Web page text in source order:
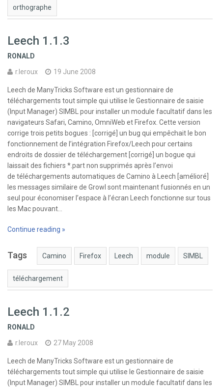
orthographe
Leech 1.1.3
RONALD
r.leroux
19 June 2008
Leech de ManyTricks Software est un gestionnaire de
téléchargements tout simple qui utilise le Gestionnaire de saisie
(Input Manager) SIMBL pour installer un module facultatif dans les
navigateurs Safari, Camino, OmniWeb et Firefox. Cette version
corrige trois petits bogues : [corrigé] un bug qui empêchait le bon
fonctionnement de l’intégration Firefox/Leech pour certains
endroits de dossier de téléchargement [corrigé] un bogue qui
laissait des fichiers *.part non supprimés après l’envoi
de téléchargements automatiques de Camino à Leech [amélioré]
les messages similaire de Growl sont maintenant fusionnés en un
seul pour économiser l’espace à l’écran Leech fonctionne sur tous
les Mac pouvant…
Continue reading »
Tags Camino Firefox Leech module SIMBL
téléchargement
Leech 1.1.2
RONALD
r.leroux
27 May 2008
Leech de ManyTricks Software est un gestionnaire de
téléchargements tout simple qui utilise le Gestionnaire de saisie
(Input Manager) SIMBL pour installer un module facultatif dans les